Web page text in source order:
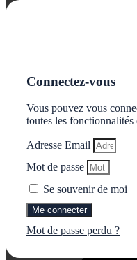
Gérer le consentement aux
Connectez-vous
Vous pouvez vous
toutes les
Adresse Email
Mot de passe
Se souvenir de moi
Me connecter
Mot de passe perdu ?